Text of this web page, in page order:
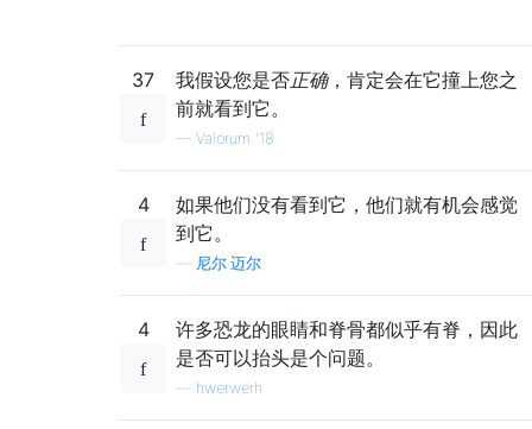
37 我假设您是否正确，肯定会在它撞上您之
前就看到它。
— Valorum '18
4
如果他们没有看到它，他们就有机会感觉
到它。
尼尔·迈尔
4
许多恐龙的眼睛和脊骨都似乎有脊，因此
是否可以抬头是个问题。
hwerwerh